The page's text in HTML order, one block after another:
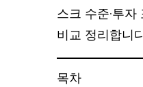
스크 수준·투
비교 정리합니
목차